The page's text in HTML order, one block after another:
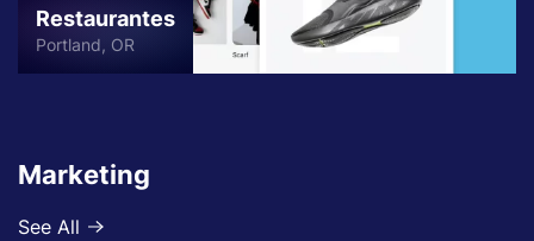
Restaurantes
Portland, OR
Marketing
See All